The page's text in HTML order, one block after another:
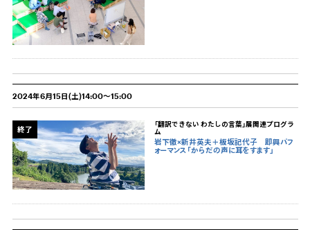
2024年6月15日(土)14:00～15:00
終了
「翻訳できない わたしの言葉」展関連プログラ
ム
岩下徹×新井英夫＋板坂記代子 即興パフ
ォーマンス「からだの声に耳をすます」